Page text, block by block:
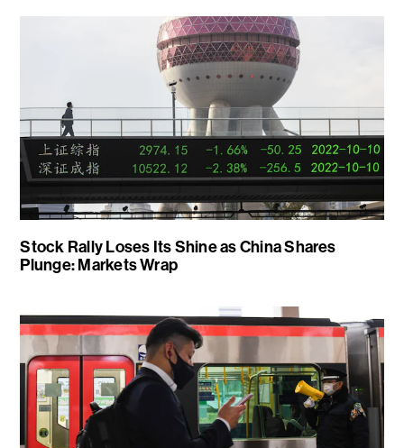
Stock Rally Loses Its Shine as China Shares
Plunge: Markets Wrap